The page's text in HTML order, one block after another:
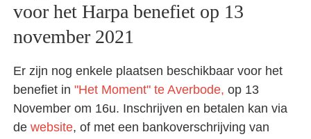
voor het Harpa benefiet op 13
november 2021
Er zijn nog enkele plaatsen beschikbaar voor het
benefiet in "Het Moment" te Averbode, op 13
November om 16u. Inschrijven en betalen kan via
de website, of met een bankoverschrijving van